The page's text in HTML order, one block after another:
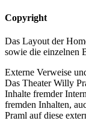
Copyright
Das Layout der
sowie die einzelnen
Externe Verweise
Das Theater Willy
Inhalte fremder
fremden Inhalten,
Praml auf diese